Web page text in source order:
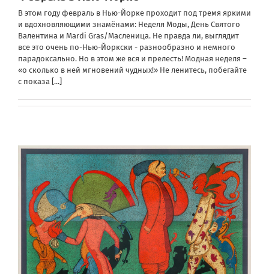
В этом году февраль в Нью-Йорке проходит под тремя яркими
и вдохновляющими знамёнами: Неделя Моды, День Святого
Валентина и Mardi Gras/Масленица. Не правда ли, выглядит
все это очень по-Нью-Йоркски - разнообразно и немного
парадоксально. Но в этом же вся и прелесть! Модная неделя –
«о сколько в ней мгновений чудных!» Не ленитесь, побегайте
с показа [...]